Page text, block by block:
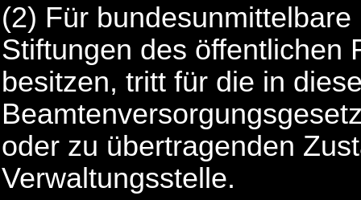
(2) Für
Stiftungen des öffentlichen
besitzen, tritt für die in
oder zu übertragenden
Verwaltungsstelle.